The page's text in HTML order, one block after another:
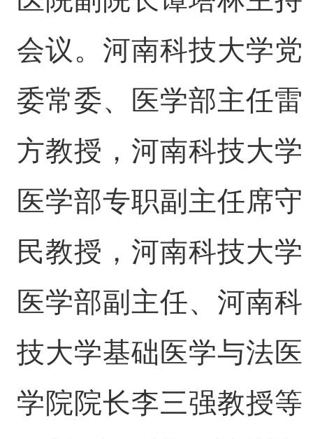
会议。河南科技大学党
委常委、医学部主任雷
方教授，河南科技大学
医学部专职副主任席守
民教授，河南科技大学
医学部副主任、河南科
技大学基础医学与法医
学院院长李三强教授等